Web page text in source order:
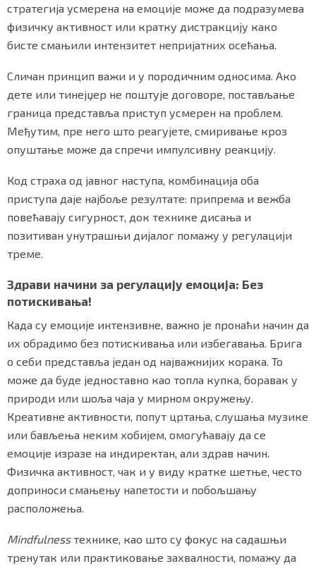
стратегија усмерена на емоције може да подразумева
физичку активност или кратку дистракцију како
бисте смањили интензитет непријатних осећања.
Сличан принцип важи и у породичним односима. Ако
дете или тинејџер не поштује договоре, постављање
граница представља приступ усмерен на проблем.
Међутим, пре него што реагујете, смиривање кроз
опуштање може да спречи импулсивну реакцију.
Код страха од јавног наступа, комбинација оба
приступа даје најбоље резултате: припрема и вежба
повећавају сигурност, док технике дисања и
позитиван унутрашњи дијалог помажу у регулацији
треме.
Здрави начини за регулацију емоција: Без
потискивања!
Када су емоције интензивне, важно је пронаћи начин да
их обрадимо без потискивања или избегавања. Брига
о себи представља један од најважнијих корака. То
може да буде једноставно као топла купка, боравак у
природи или шоља чаја у мирном окружењу.
Креативне активности, попут цртања, слушања музике
или бављења неким хобијем, омогућавају да се
емоције изразе на индиректан, али здрав начин.
Физичка активност, чак и у виду кратке шетње, често
доприноси смањењу напетости и побољшању
расположења.
Mindfulnessтехнике, као што су фокус на садашњи
тренутак или практиковање захвалности, помажу да